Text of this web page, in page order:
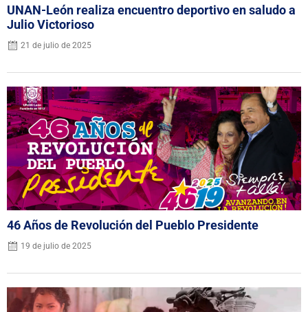
UNAN-León realiza encuentro deportivo en saludo a
Julio Victorioso
21 de julio de 2025
46 Años de Revolución del Pueblo Presidente
19 de julio de 2025